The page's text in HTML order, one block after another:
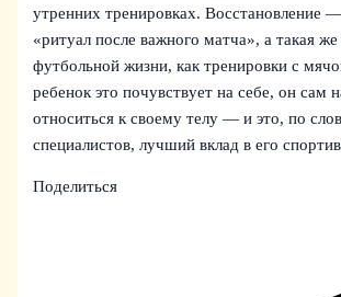
утренних тренировках. Восстановление
«ритуал после важного матча», а такая же
футбольной жизни, как тренировки с
ребенок это почувствует на себе, он сам
относиться к своему телу — и это, по
специалистов, лучший вклад в его
Поделиться